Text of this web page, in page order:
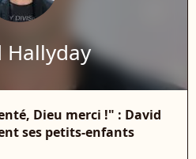
Hallyday
Dieu merci !" : David
ses petits-enfants